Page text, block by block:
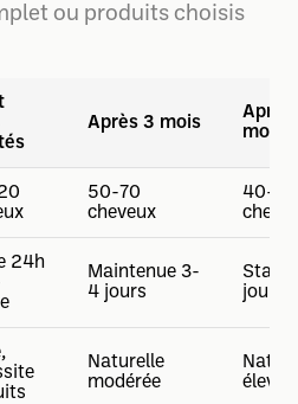
ou produits choisis
Après 3 mois
Après
mois
50-70
cheveux
40-60
24h
Maintenue 3-
4 jours
jours
Naturelle
modérée
élevée